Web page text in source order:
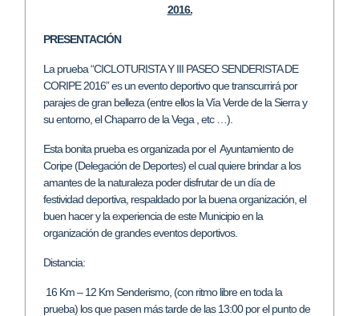
2016.
PRESENTACIÓN
La prueba “CICLOTURISTA Y III PASEO SENDERISTA DE
CORIPE 2016” es un evento deportivo que transcurrirá por
parajes de gran belleza (entre ellos la Vía Verde de la Sierra y
su entorno, el Chaparro de la Vega , etc …).
Esta bonita prueba es organizada por el Ayuntamiento de
Coripe (Delegación de Deportes) el cual quiere brindar a los
amantes de la naturaleza poder disfrutar de un día de
festividad deportiva, respaldado por la buena organización, el
buen hacer y la experiencia de este Municipio en la
organización de grandes eventos deportivos.
Distancia:
16 Km – 12 Km Senderismo, (con ritmo libre en toda la
prueba) los que pasen más tarde de las 13:00 por el punto de